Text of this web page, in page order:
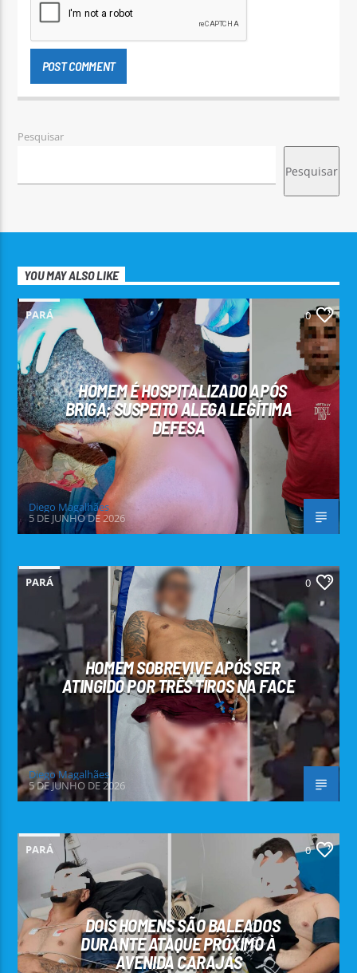
Pesquisar
Pesquisar
YOU MAY ALSO LIKE
PARÁ 0
HOMEM É HOSPITALIZADO APÓS
BRIGA; SUSPEITO ALEGA LEGÍTIMA
DEFESA
Diego Magalhães
5 DE JUNHO DE 2026
PARÁ 0
HOMEM SOBREVIVE APÓS SER
ATINGIDO POR TRÊS TIROS NA FACE
Diego Magalhães
5 DE JUNHO DE 2026
PARÁ 0
DOIS HOMENS SÃO BALEADOS
DURANTE ATAQUE PRÓXIMO À
AVENIDA CARAJÁS